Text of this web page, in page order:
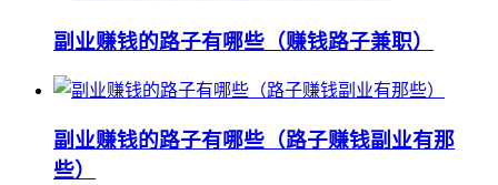
副业赚钱的路子有哪些（赚钱路子兼职）
副业赚钱的路子有哪些（路子赚钱副业有那
些）